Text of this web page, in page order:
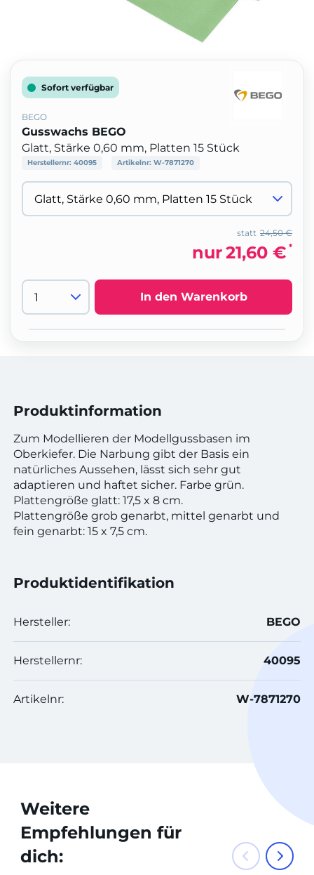
Sofort verfügbar
BEGO
Gusswachs BEGO
Glatt, Stärke 0,60 mm, Platten 15 Stück
Herstellernr: 40095 Artikelnr: W-7871270
24,50 €
statt
nur21,60 € *
In den Warenkorb
Produktinformation
Zum Modellieren der Modellgussbasen im
Oberkiefer. Die Narbung gibt der Basis ein
natürliches Aussehen, lässt sich sehr gut
adaptieren und haftet sicher. Farbe grün.
Plattengröße glatt: 17,5 x 8 cm.
Plattengröße grob genarbt, mittel genarbt und
fein genarbt: 15 x 7,5 cm.
Produktidentifikation
Hersteller: BEGO
Herstellernr: 40095
Artikelnr: W-7871270
Weitere
Empfehlungen für
dich: